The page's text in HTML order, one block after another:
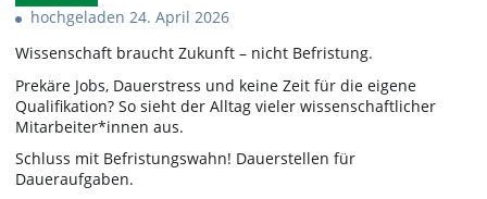
hochgeladen 24. April 2026
Wissenschaft braucht Zukunft – nicht Befristung.
Prekäre Jobs, Dauerstress und keine Zeit für die eigene
Qualifikation? So sieht der Alltag vieler wissenschaftlicher
Mitarbeiter*innen aus.
Schluss mit Befristungswahn! Dauerstellen für
Daueraufgaben.